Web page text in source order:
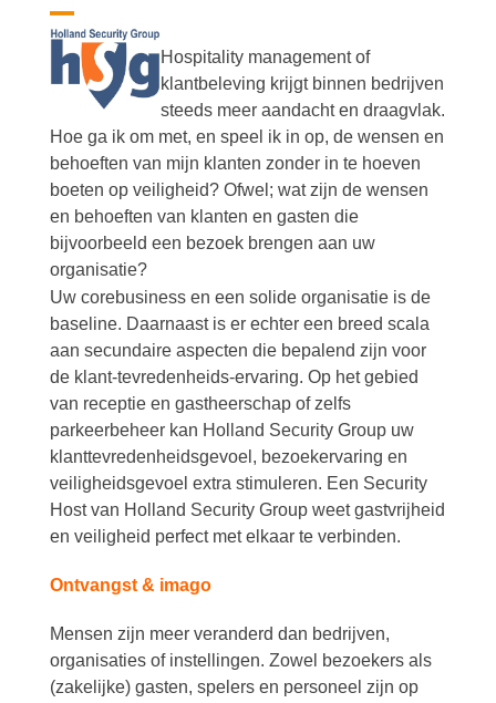
Open
mobile
menu
Close
mobile
menu
Hospitality management of
klantbeleving krijgt binnen bedrijven
steeds meer aandacht en draagvlak.
Hoe ga ik om met, en speel ik in op, de wensen en
behoeften van mijn klanten zonder in te hoeven
boeten op veiligheid? Ofwel; wat zijn de wensen
en behoeften van klanten en gasten die
bijvoorbeeld een bezoek brengen aan uw
organisatie?
Uw corebusiness en een solide organisatie is de
baseline. Daarnaast is er echter een breed scala
aan secundaire aspecten die bepalend zijn voor
de klant-tevredenheids-ervaring. Op het gebied
van receptie en gastheerschap of zelfs
parkeerbeheer kan Holland Security Group uw
klanttevredenheidsgevoel, bezoekervaring en
veiligheidsgevoel extra stimuleren. Een Security
Host van Holland Security Group weet gastvrijheid
en veiligheid perfect met elkaar te verbinden.
Ontvangst & imago
Mensen zijn meer veranderd dan bedrijven,
organisaties of instellingen. Zowel bezoekers als
(zakelijke) gasten, spelers en personeel zijn op